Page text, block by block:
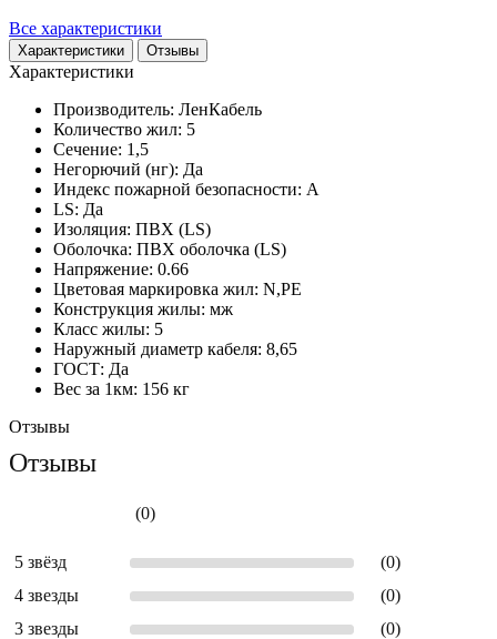
Все характеристики
Характеристики Отзывы
Характеристики
Производитель: ЛенКабель
Количество жил: 5
Сечение: 1,5
Негорючий (нг): Да
Индекс пожарной безопасности: A
LS: Да
Изоляция: ПВХ (LS)
Оболочка: ПВХ оболочка (LS)
Напряжение: 0.66
Цветовая маркировка жил: N,PE
Конструкция жилы: мж
Класс жилы: 5
Наружный диаметр кабеля: 8,65
ГОСТ: Да
Вес за 1км: 156 кг
Отзывы
Отзывы
(0)
5 звёзд
(0)
4 звезды
(0)
3 звезды
(0)